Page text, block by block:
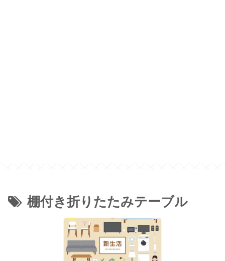
棚付き折りたたみテーブル